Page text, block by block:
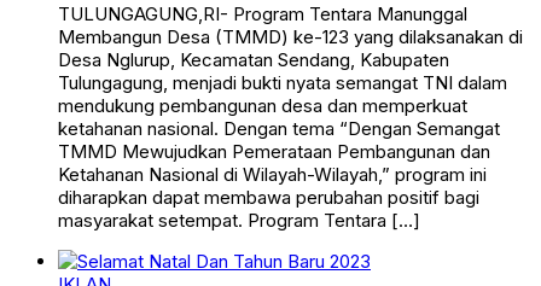
TULUNGAGUNG,RI- Program Tentara Manunggal
Membangun Desa (TMMD) ke-123 yang dilaksanakan di
Desa Nglurup, Kecamatan Sendang, Kabupaten
Tulungagung, menjadi bukti nyata semangat TNI dalam
mendukung pembangunan desa dan memperkuat
ketahanan nasional. Dengan tema “Dengan Semangat
TMMD Mewujudkan Pemerataan Pembangunan dan
Ketahanan Nasional di Wilayah-Wilayah,” program ini
diharapkan dapat membawa perubahan positif bagi
masyarakat setempat. Program Tentara […]